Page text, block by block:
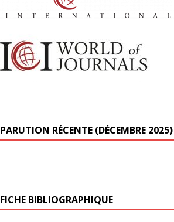
PARUTION RÉCENTE (DÉCEMBRE 2025)
FICHE BIBLIOGRAPHIQUE